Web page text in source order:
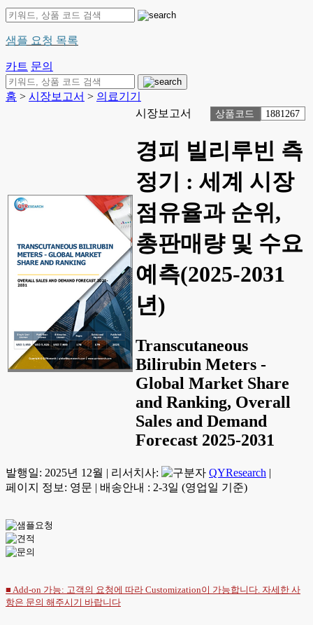
샘플 요청 목록
카트 문의
홈 > 시장보고서 > 의료기기
시장보고서
상품코드 1881267
경피 빌리루빈 측
정기 : 세계 시장
점유율과 순위,
총판매량 및 수요
예측(2025-2031
년)
Transcutaneous
Bilirubin Meters -
Global Market Share
and Ranking, Overall
Sales and Demand
Forecast 2025-2031
발행일: 2025년 12월 | 리서치사: QYResearch |
페이지 정보: 영문 | 배송안내 : 2-3일 (영업일 기준)
■ Add-on 가능: 고객의 요청에 따라 Customization이 가능합니다. 자세한 사
항은 문의 해주시기 바랍니다